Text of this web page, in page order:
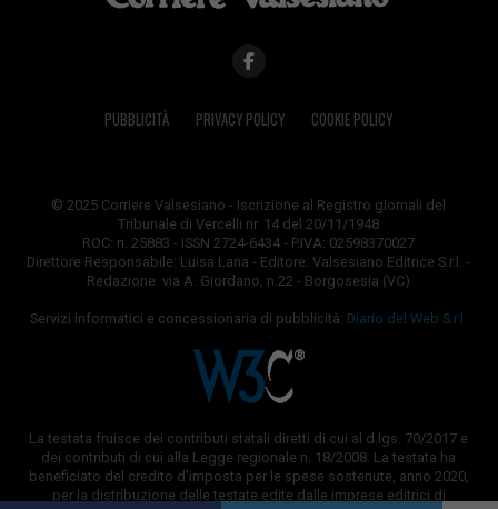
PUBBLICITÀ PRIVACY POLICY COOKIE POLICY
© 2025 Corriere Valsesiano - Iscrizione al Registro giornali del
Tribunale di Vercelli nr. 14 del 20/11/1948
ROC: n. 25883 - ISSN 2724-6434 - P.IVA: 02598370027
Direttore Responsabile: Luisa Lana - Editore: Valsesiano Editrice S.r.l. -
Redazione: via A. Giordano, n.22 - Borgosesia (VC)
Servizi informatici e concessionaria di pubblicità: Diario del Web S.r.l.
La testata fruisce dei contributi statali diretti di cui al d.lgs. 70/2017 e
dei contributi di cui alla Legge regionale n. 18/2008. La testata ha
beneficiato del credito d'imposta per le spese sostenute, anno 2020,
per la distribuzione delle testate edite dalle imprese editrici di